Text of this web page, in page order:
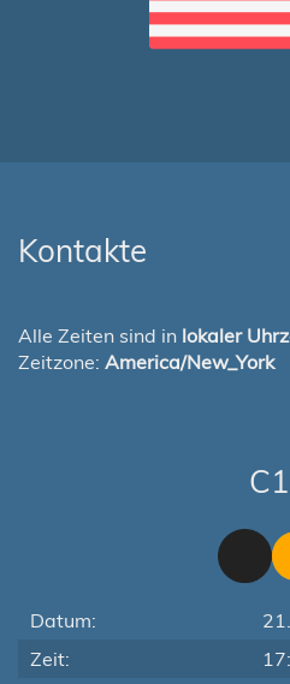
Kontakte
Alle Zeiten sind in lokaler
Zeitzone: America/New_York
C1
Datum:
Zeit: